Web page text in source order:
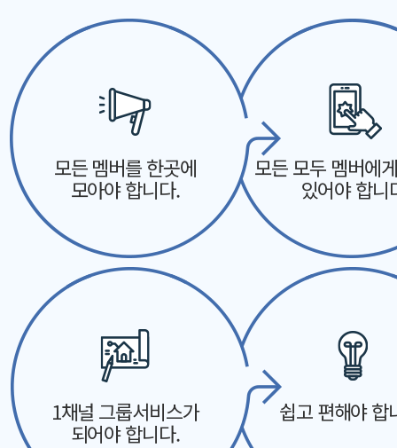
모든 멤버를 한곳에
모아야 합니다.
모든 모두 멤버에
있어야 합니
1채널 그룹서비스가
되어야 합니다.
쉽고 편해야 합